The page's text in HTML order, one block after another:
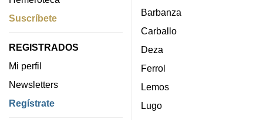
Suscríbete
REGISTRADOS
Mi perfil
Newsletters
Regístrate
Barbanza
Carballo
Deza
Ferrol
Lemos
Lugo